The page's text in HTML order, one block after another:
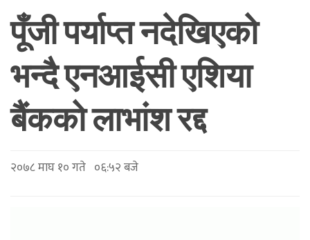
पूँजी पर्याप्त नदेखिएको
भन्दै एनआईसी एशिया
बैंकको लाभांश रद्द
२०७८ माघ १० गते ०६:५२ बजे